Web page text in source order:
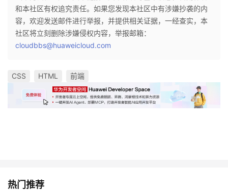
和本社区有权追究责任。如果您发现本社区中有涉嫌抄袭的内
容，欢迎发送邮件进行举报，并提供相关证据，一经查实，本
社区将立刻删除涉嫌侵权内容，举报邮箱：
cloudbbs@huaweicloud.com
CSS HTML 前端
热门推荐